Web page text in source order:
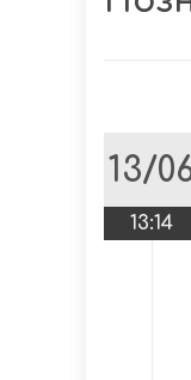
13/
13:14